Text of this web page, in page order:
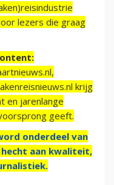
lezers die graag
krijg
en jarenlange
geeft.
onderdeel van
hecht aan kwaliteit,